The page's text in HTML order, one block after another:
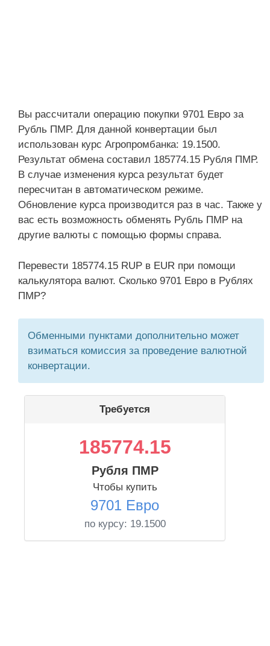
Вы рассчитали операцию покупки 9701 Евро за
Рубль ПМР. Для данной конвертации был
использован курс Агропромбанка: 19.1500.
Результат обмена составил 185774.15 Рубля ПМР.
В случае изменения курса результат будет
пересчитан в автоматическом режиме.
Обновление курса производится раз в час. Также у
вас есть возможность обменять Рубль ПМР на
другие валюты с помощью формы справа.
Перевести 185774.15 RUP в EUR при помощи
калькулятора валют. Сколько 9701 Евро в Рублях
ПМР?
Обменными пунктами дополнительно может
взиматься комиссия за проведение валютной
конвертации.
Требуется
185774.15
Рубля ПМР
Чтобы купить
9701 Евро
по курсу: 19.1500